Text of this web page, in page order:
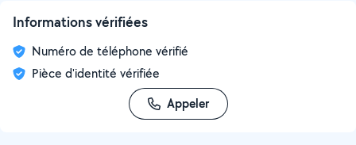
Informations vérifiées
Numéro de téléphone vérifié
Pièce d'identité vérifiée
Appeler